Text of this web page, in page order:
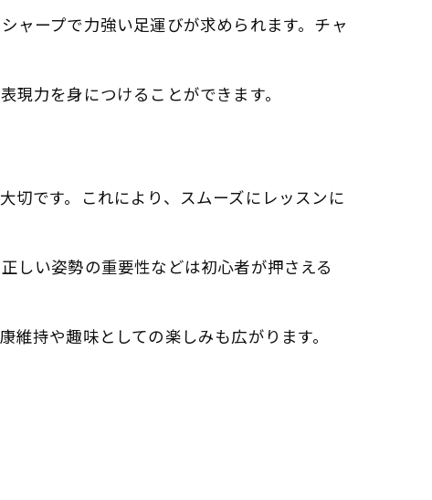
ャープで力強い足運びが求められます。チャ
力を身につけることができます。
切です。これにより、スムーズにレッスンに
しい姿勢の重要性などは初心者が押さえる
持や趣味としての楽しみも広がります。